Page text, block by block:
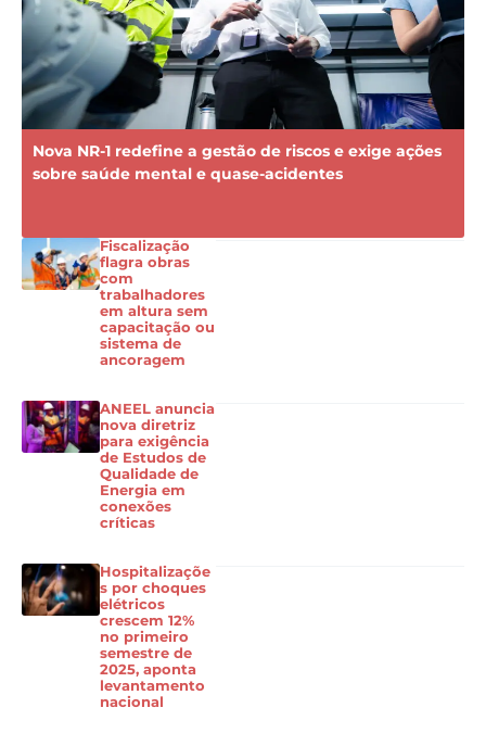
Nova NR-1 redefine a gestão de riscos e exige ações
sobre saúde mental e quase-acidentes
Fiscalização
flagra obras
com
trabalhadores
em altura sem
capacitação ou
sistema de
ancoragem
ANEEL anuncia
nova diretriz
para exigência
de Estudos de
Qualidade de
Energia em
conexões
críticas
Hospitalizaçõe
s por choques
elétricos
crescem 12%
no primeiro
semestre de
2025, aponta
levantamento
nacional